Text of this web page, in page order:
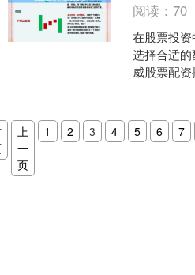
阅读：70
在股票投
选择合适
威股票配
上
一
页
1 2 3 4 5 6 7